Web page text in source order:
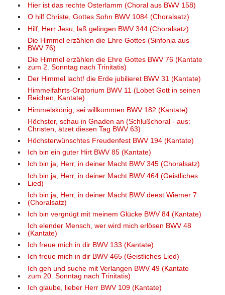
Hier ist das rechte Osterlamm (Choral aus BWV 158)
O hilf Christe, Gottes Sohn BWV 1084 (Choralsatz)
Hilf, Herr Jesu, laß gelingen BWV 344 (Choralsatz)
Die Himmel erzählen die Ehre Gottes (Sinfonia aus
BWV 76)
Die Himmel erzählen die Ehre Gottes BWV 76 (Kantate
zum 2. Sonntag nach Trinitatis)
Der Himmel lacht! die Erde jubilieret BWV 31 (Kantate)
Himmelfahrts-Oratorium BWV 11 (Lobet Gott in seinen
Reichen, Kantate)
Himmelskönig, sei willkommen BWV 182 (Kantate)
Höchster, schau in Gnaden an (Schlußchoral - aus:
Christen, ätzet diesen Tag BWV 63)
Höchsterwünschtes Freudenfest BWV 194 (Kantate)
Ich bin ein guter Hirt BWV 85 (Kantate)
Ich bin ja, Herr, in deiner Macht BWV 345 (Choralsatz)
Ich bin ja, Herr, in deiner Macht BWV 464 (Geistliches
Lied)
Ich bin ja, Herr, in deiner Macht BWV deest Wiemer 7
(Choralsatz)
Ich bin vergnügt mit meinem Glücke BWV 84 (Kantate)
Ich elender Mensch, wer wird mich erlösen BWV 48
(Kantate)
Ich freue mich in dir BWV 133 (Kantate)
Ich freue mich in dir BWV 465 (Geistliches Lied)
Ich geh und suche mit Verlangen BWV 49 (Kantate
zum 20. Sonntag nach Trinitatis)
Ich glaube, lieber Herr BWV 109 (Kantate)